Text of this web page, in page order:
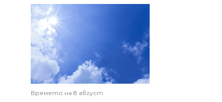
Времето на 8 август